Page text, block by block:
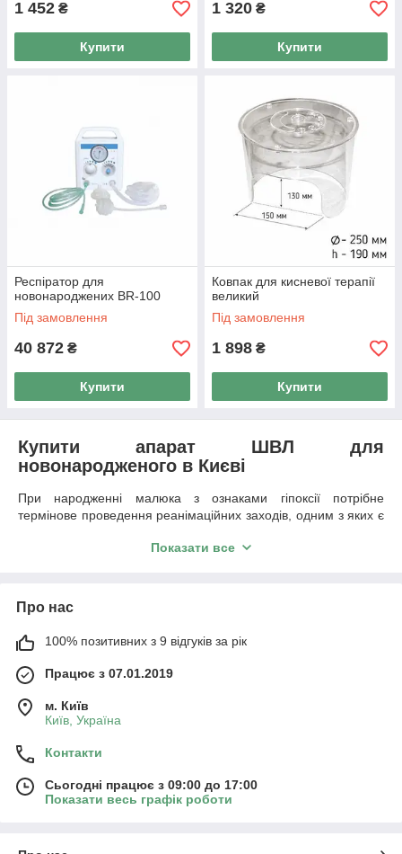
1 452 ₴
Купити
1 320 ₴
Купити
Респіратор для
новонароджених BR-100
Під замовлення
40 872 ₴
Купити
Ковпак для кисневої терапії
великий
Під замовлення
1 898 ₴
Купити
Купити апарат ШВЛ для
новонародженого в Києві
При народженні малюка з ознаками гіпоксії потрібне
термінове проведення реанімаційних заходів, одним з яких є
високої якості,
легенів в ручному режимі.
Характеристики апаратів ШВЛ
мішки, принцип дії яких заснований на примусовій подачі
кисню через спеціальну силіконову маску. Обсяг подачі
кисню залежить від рівня стиснення мішка. Для неонатальних
відділень ми поставляємо комплекти «Новонароджений»,
орієнтовані на малюків вагою до 10 кг.
Наша компанія готова здійснити також
Показати все
Про нас
100% позитивних з 9 відгуків за рік
Працює з 07.01.2019
м. Київ
Київ, Україна
Контакти
Сьогодні працює з 09:00 до 17:00
Показати весь графік роботи